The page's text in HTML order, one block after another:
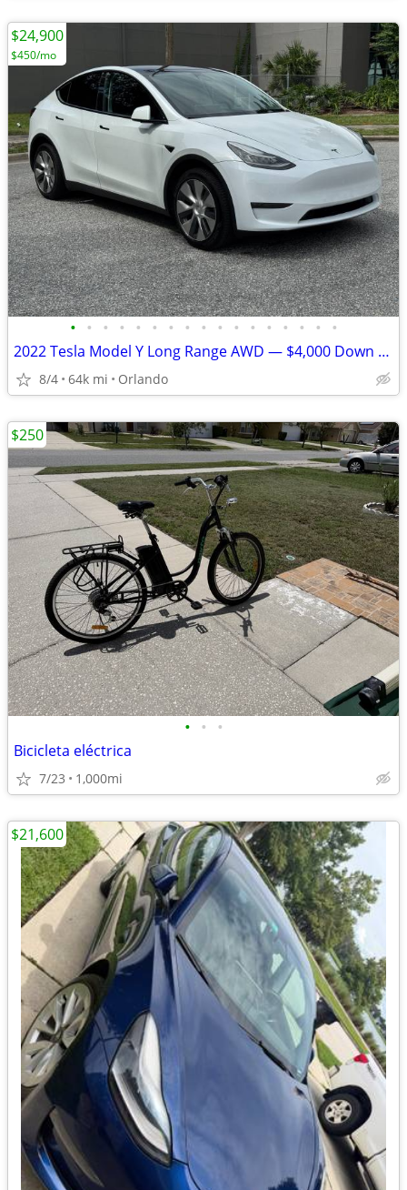
• • • • • • • • • • • • • • • • •
2022 Tesla Model Y Long Range AWD — $4,000 Down / Finance Available
8/4 64k mi Orlando
$24,900
$450/mo
• • •
Bicicleta eléctrica
7/23 1,000mi
$250
$21,600